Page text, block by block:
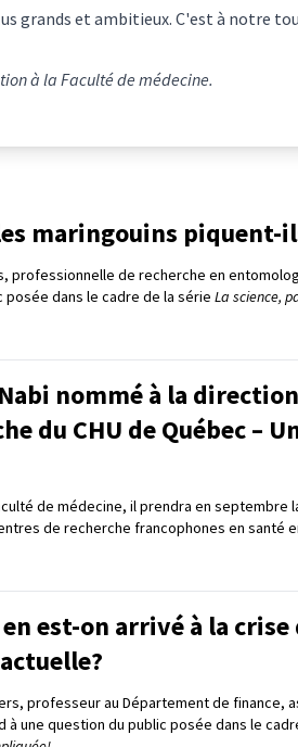
grands et ambitieux. C'est à notre
à la Faculté de médecine.
maringouins piquent-
professionnelle de recherche en
posée dans le cadre de la série La science,
nommé à la
du CHU de Québec –
de médecine, il prendra en septembre
de recherche francophones en santé
est-on arrivé à la crise
professeur au Département de finance,
à une question du public posée dans le